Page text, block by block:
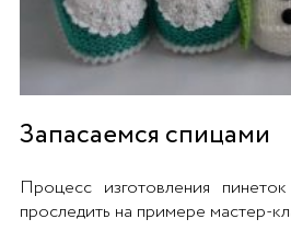
Запасаемся спицами
Процесс изготовления
проследить на примере мастер-